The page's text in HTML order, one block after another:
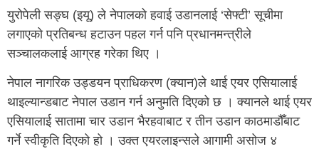
युरोपेली सङ्घ (इयू) ले नेपालको हवाई उडानलाई ‘सेफ्टी’ सूचीमा
लगाएको प्रतिबन्ध हटाउन पहल गर्न पनि प्रधानमन्त्रीले
सञ्चालकलाई आग्रह गरेका थिए ।
नेपाल नागरिक उड्डयन प्राधिकरण (क्यान)ले थाई एयर एसियालाई
थाइल्यान्डबाट नेपाल उडान गर्न अनुमति दिएको छ । क्यानले थाई एयर
एसियालाई सातामा चार उडान भैरहवाबाट र तीन उडान काठमाडौँबाट
गर्ने स्वीकृति दिएको हो । उक्त एयरलाइन्सले आगामी असोज ४